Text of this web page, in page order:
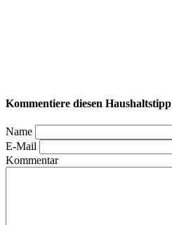
Kommentiere diesen Haushaltstipp
Name
E-Mail
Kommentar